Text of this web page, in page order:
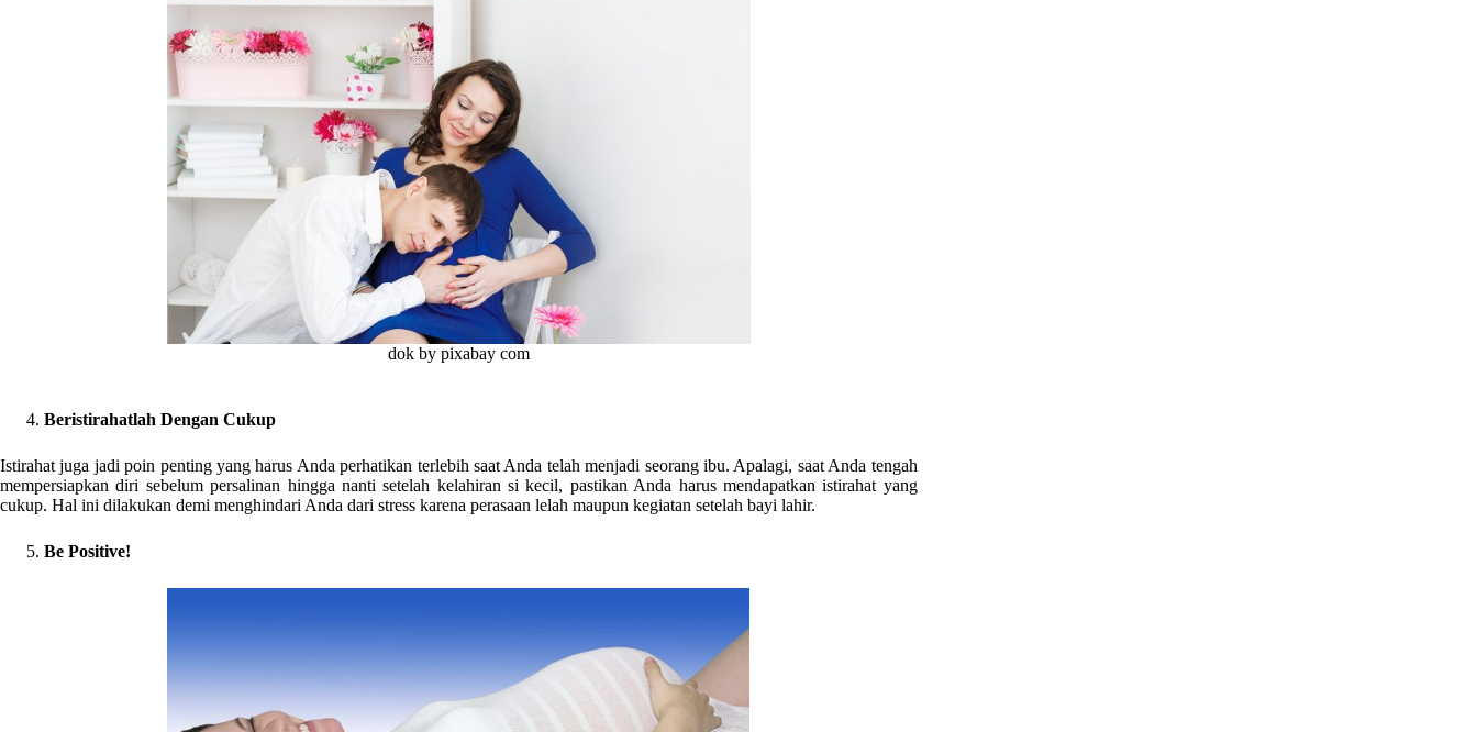
dok by pixabay com
Beristirahatlah Dengan Cukup
Istirahat juga jadi poin penting yang harus Anda perhatikan terlebih saat Anda telah menjadi seorang ibu. Apalagi, saat Anda tengah
mempersiapkan diri sebelum persalinan hingga nanti setelah kelahiran si kecil, pastikan Anda harus mendapatkan istirahat yang
cukup. Hal ini dilakukan demi menghindari Anda dari stress karena perasaan lelah maupun kegiatan setelah bayi lahir.
Be Positive!